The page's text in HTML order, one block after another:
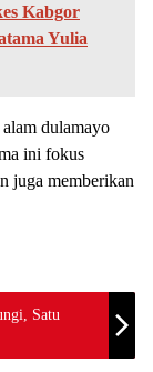
Kabgor
Yulia
dulamayo
ini fokus
juga memberikan
Satu